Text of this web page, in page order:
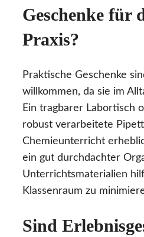
Geschenke für
Praxis?
Praktische Geschenke
willkommen, da sie im
Ein tragbarer Labortisch
robust verarbeitete
Chemieunterricht
ein gut durchdachter
Unterrichtsmaterialien
Klassenraum zu
Sind